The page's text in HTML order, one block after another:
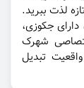
لذت ببرید.
دارای جکوزی،
شهرک
تبدیل